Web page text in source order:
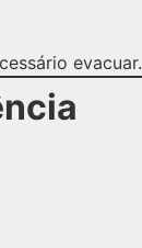
evacuar.